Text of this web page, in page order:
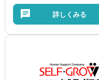
詳しくみる